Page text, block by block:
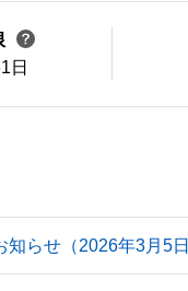
日
らせ（2026年3月5日